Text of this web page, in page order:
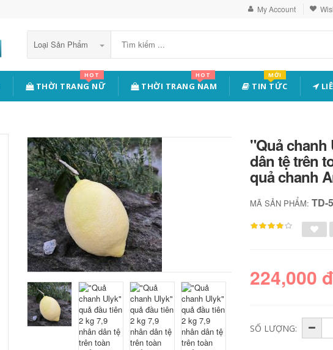
My Account
Loại Sản Phẩm
THỜI TRANG NỮ
HOT
THỜI TRANG NAM
HOT
TIN TỨC
MỚI
"Quả chanh
dân tệ trên
quả chanh
MÃ SẢN PHẨM:TD-
224,000 đ
SỐ LƯỢNG: